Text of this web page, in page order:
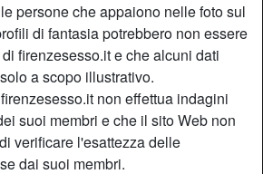
persone che appaiono nelle foto sul
di fantasia potrebbero non essere
firenzesesso.it e che alcuni dati
a scopo illustrativo.
non effettua indagini
suoi membri e che il sito Web non
verificare l'esattezza delle
dai suoi membri.
A volte
aromatizzata dalle delizie che dalla
sul tuo corpo, un susseguirsi di
lenti e rapidi, aromatizzati dal